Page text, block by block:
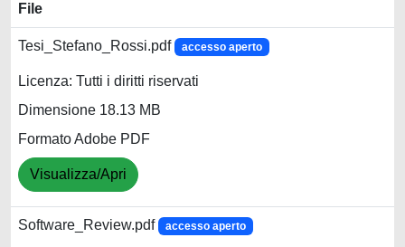
File
Tesi_Stefano_Rossi.pdf accesso aperto
Licenza: Tutti i diritti riservati
Dimensione 18.13 MB
Formato Adobe PDF
Visualizza/Apri
Software_Review.pdf accesso aperto